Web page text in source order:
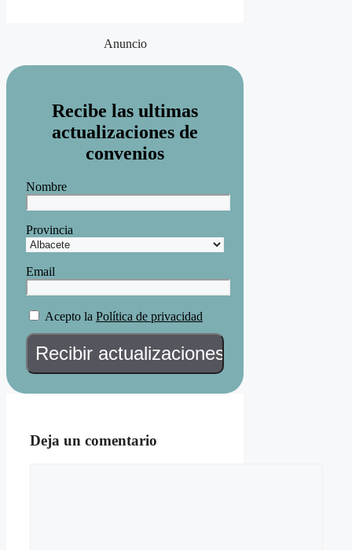
Anuncio
Recibe las ultimas
actualizaciones de
convenios
Nombre
Provincia
Email
Acepto la Política de privacidad
Deja un comentario